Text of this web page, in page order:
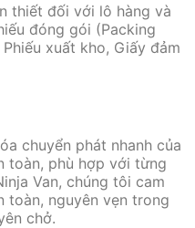
thiết đối với lô hàng và
đóng gói (Packing
xuất kho, Giấy đảm
chuyển phát nhanh của
toàn, phù hợp với từng
Van, chúng tôi cam
toàn, nguyên vẹn trong
chở.